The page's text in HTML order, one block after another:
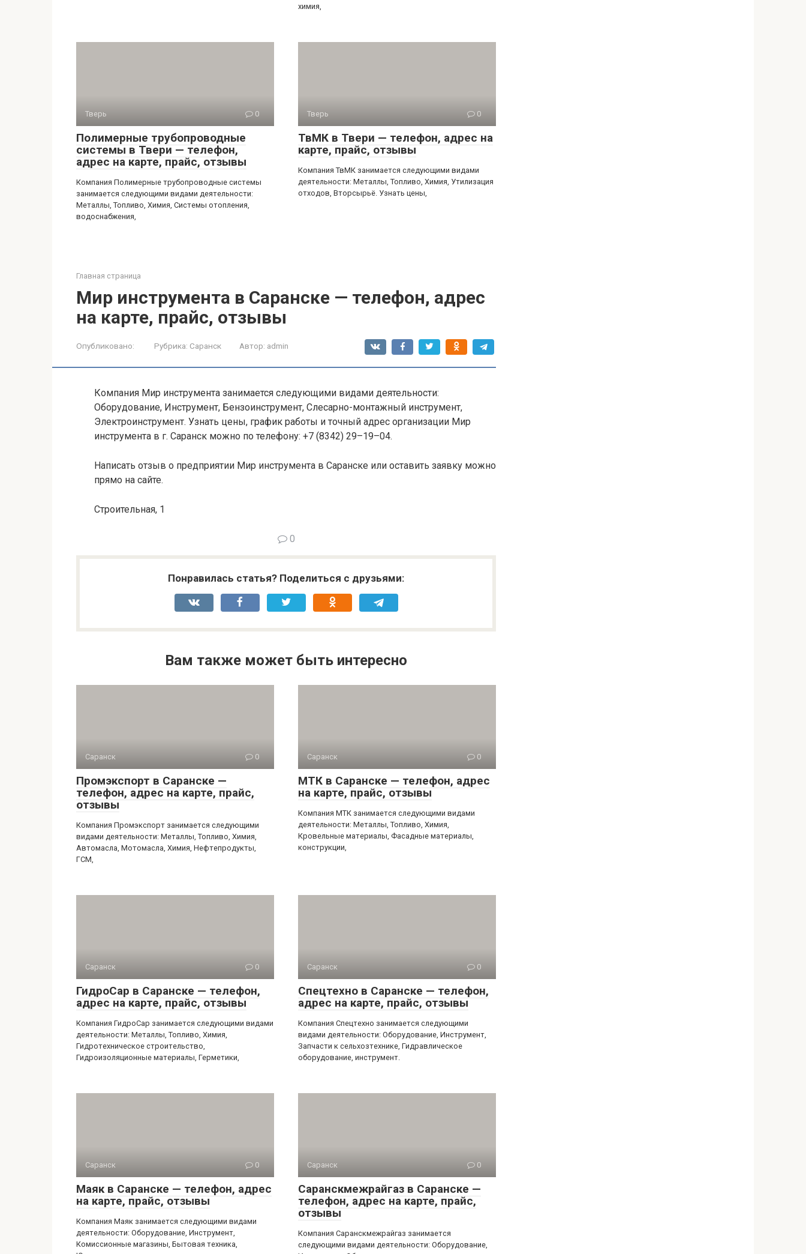
химия,
Тверь 0
Полимерные трубопроводные
системы в Твери — телефон,
адрес на карте, прайс, отзывы
Компания Полимерные трубопроводные системы
занимается следующими видами деятельности:
Металлы, Топливо, Химия, Системы отопления,
водоснабжения,
Тверь 0
ТвМК в Твери — телефон, адрес на
карте, прайс, отзывы
Компания ТвМК занимается следующими видами
деятельности: Металлы, Топливо, Химия, Утилизация
отходов, Вторсырьё. Узнать цены,
Главная страница
Мир инструмента в Саранске — телефон, адрес
на карте, прайс, отзывы
Опубликовано: Рубрика: Саранск Автор: admin
Компания Мир инструмента занимается следующими видами деятельности:
Оборудование, Инструмент, Бензоинструмент, Слесарно-монтажный инструмент,
Электроинструмент. Узнать цены, график работы и точный адрес организации Мир
инструмента в г. Саранск можно по телефону: +7 (8342) 29–19–04.
Написать отзыв о предприятии Мир инструмента в Саранске или оставить заявку можно
прямо на сайте.
Строительная, 1
0
Понравилась статья? Поделиться с друзьями:
Вам также может быть интересно
Саранск 0
Промэкспорт в Саранске —
телефон, адрес на карте, прайс,
отзывы
Компания Промэкспорт занимается следующими
видами деятельности: Металлы, Топливо, Химия,
Автомасла, Мотомасла, Химия, Нефтепродукты,
ГСМ,
Саранск 0
МТК в Саранске — телефон, адрес
на карте, прайс, отзывы
Компания МТК занимается следующими видами
деятельности: Металлы, Топливо, Химия,
Кровельные материалы, Фасадные материалы,
конструкции,
Саранск 0
ГидроСар в Саранске — телефон,
адрес на карте, прайс, отзывы
Компания ГидроСар занимается следующими видами
деятельности: Металлы, Топливо, Химия,
Гидротехническое строительство,
Гидроизоляционные материалы, Герметики,
Саранск 0
Спецтехно в Саранске — телефон,
адрес на карте, прайс, отзывы
Компания Спецтехно занимается следующими
видами деятельности: Оборудование, Инструмент,
Запчасти к сельхозтехнике, Гидравлическое
оборудование, инструмент.
Саранск 0
Маяк в Саранске — телефон, адрес
на карте, прайс, отзывы
Компания Маяк занимается следующими видами
деятельности: Оборудование, Инструмент,
Комиссионные магазины, Бытовая техника,
Саранск 0
Саранскмежрайгаз в Саранске —
телефон, адрес на карте, прайс,
отзывы
Компания Саранскмежрайгаз занимается
следующими видами деятельности: Оборудование,